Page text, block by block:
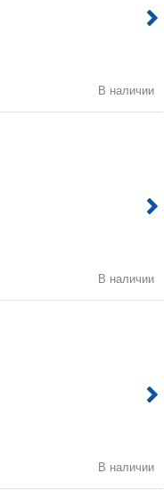
В наличии
В наличии
В наличии